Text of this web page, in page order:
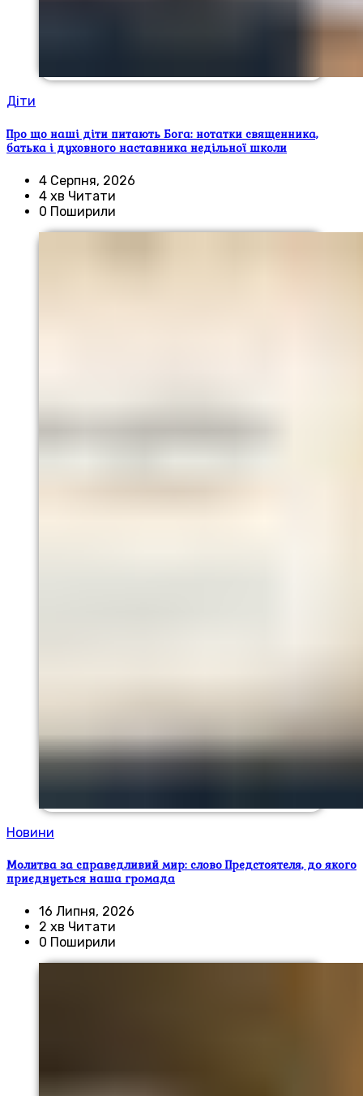
Діти
Про що наші діти питають Бога: нотатки священника,
батька і духовного наставника недільної школи
4 Серпня, 2026
4 хв Читати
0 Поширили
Новини
Молитва за справедливий мир: слово Предстоятеля, до якого
приєднується наша громада
16 Липня, 2026
2 хв Читати
0 Поширили